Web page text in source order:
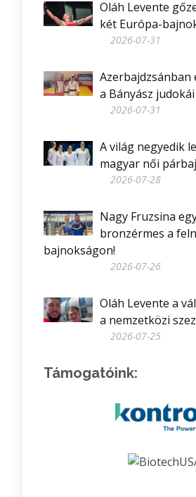
Oláh Levente
két Európa-
2026-07-31
a Bányász judokái
2026-07-31
A világ negyedik
magyar női
2026-07-28
Nagy Fruzsina
bronzérmes a
bajnokságon!
2026-07-26
Oláh Levente a
a nemzetközi
2026-07-25
Támogatóink: